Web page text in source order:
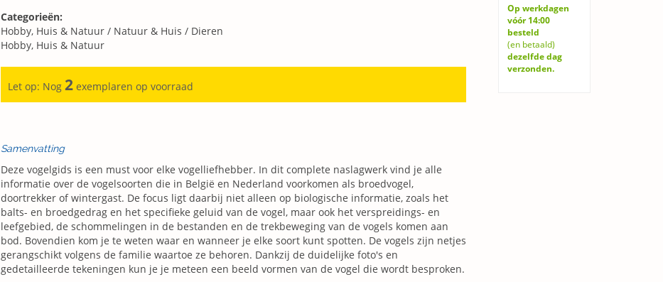
Op werkdagen
vóór 14:00
besteld
(en betaald)
dezelfde dag
verzonden.
Categorieën:
Hobby, Huis & Natuur / Natuur & Huis / Dieren
Hobby, Huis & Natuur
Let op: Nog 2 exemplaren op voorraad
Samenvatting
Deze vogelgids is een must voor elke vogelliefhebber. In dit complete naslagwerk vind je alle
informatie over de vogelsoorten die in België en Nederland voorkomen als broedvogel,
doortrekker of wintergast. De focus ligt daarbij niet alleen op biologische informatie, zoals het
balts- en broedgedrag en het specifieke geluid van de vogel, maar ook het verspreidings- en
leefgebied, de schommelingen in de bestanden en de trekbeweging van de vogels komen aan
bod. Bovendien kom je te weten waar en wanneer je elke soort kunt spotten. De vogels zijn netjes
gerangschikt volgens de familie waartoe ze behoren. Dankzij de duidelijke foto's en
gedetailleerde tekeningen kun je je meteen een beeld vormen van de vogel die wordt besproken.